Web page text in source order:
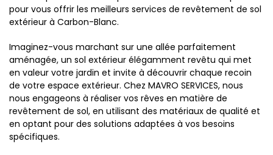
pour vous offrir les meilleurs services de revêtement de sol
extérieur à Carbon-Blanc.
Imaginez-vous marchant sur une allée parfaitement
aménagée, un sol extérieur élégamment revêtu qui met
en valeur votre jardin et invite à découvrir chaque recoin
de votre espace extérieur. Chez MAVRO SERVICES, nous
nous engageons à réaliser vos rêves en matière de
revêtement de sol, en utilisant des matériaux de qualité et
en optant pour des solutions adaptées à vos besoins
spécifiques.